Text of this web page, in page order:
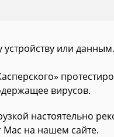
или данным.
вирусов.
настоятельно
на нашем сайте.